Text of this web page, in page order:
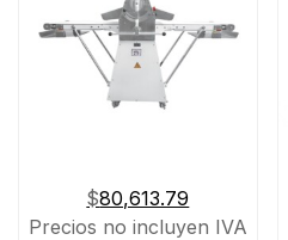
$80,613.79
Precios no incluyen IVA